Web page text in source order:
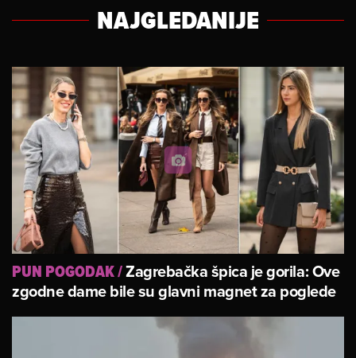
NAJGLEDANIJE
PUN POGODAK/Zagrebačka špica je gorila: Ove
zgodne dame bile su glavni magnet za poglede